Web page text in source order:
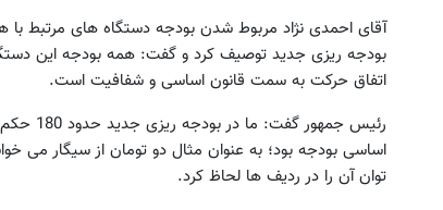
آقای احمدی نژاد مربوط شدن بودجه دستگاه های مرتبط با هر
بودجه ریزی جدید توصیف کرد و گفت: همه بودجه این
اتفاق حرکت به سمت قانون اساسی و شفافیت است.
رئیس
اساسی بودجه بود؛ به عنوان مثال دو تومان از سیگار می
توان آن را در ردیف ها لحاظ کرد.